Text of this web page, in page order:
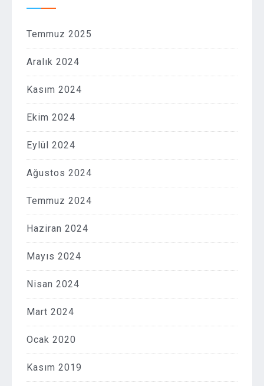
Temmuz 2025
Aralık 2024
Kasım 2024
Ekim 2024
Eylül 2024
Ağustos 2024
Temmuz 2024
Haziran 2024
Mayıs 2024
Nisan 2024
Mart 2024
Ocak 2020
Kasım 2019